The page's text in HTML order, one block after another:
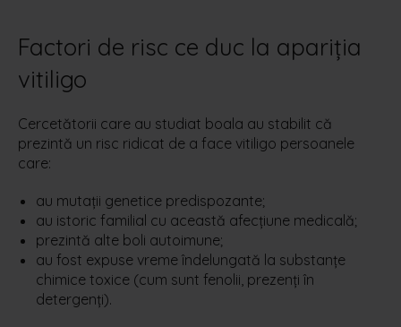
Factori de risc ce duc la apariția
vitiligo
Cercetătorii care au studiat boala au stabilit că
prezintă un risc ridicat de a face vitiligo persoanele
care:
au mutații genetice predispozante;
au istoric familial cu această afecțiune medicală;
prezintă alte boli autoimune;
au fost expuse vreme îndelungată la substanțe
chimice toxice (cum sunt fenolii, prezenți în
detergenți).